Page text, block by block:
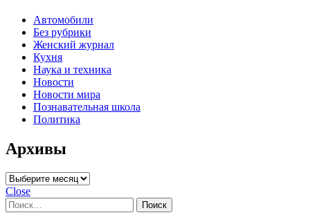
Автомобили
Без рубрики
Женский журнал
Кухня
Наука и техника
Новости
Новости мира
Познавательная школа
Политика
Архивы
Архивы
Close
Найти: